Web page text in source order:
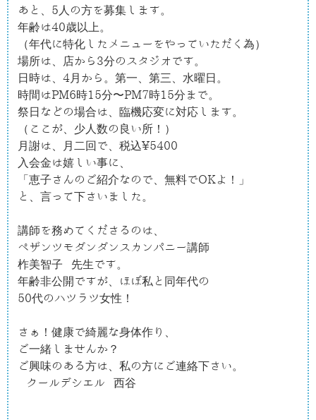
あと、5人の方を募集します。
年齢は40歳以上。
（年代に特化したメニューをやっていただく為）
場所は、店から3分のスタジオです。
日時は、4月から。第一、第三、水曜日。
時間はPM6時15分〜PM7時15分まで。
祭日などの場合は、臨機応変に対応します。
（ここが、少人数の良い所！）
月謝は、月二回で、税込¥5400
入会金は嬉しい事に、
「恵子さんのご紹介なので、無料でOKよ！」
と、言って下さいました。
講師を務めてくださるのは、
ペザンツモダンダンスカンパニー講師
柞美智子 先生です。
年齢非公開ですが、ほぼ私と同年代の
50代のハツラツ女性！
さぁ！健康で綺麗な身体作り、
ご一緒しませんか？
ご興味のある方は、私の方にご連絡下さい。